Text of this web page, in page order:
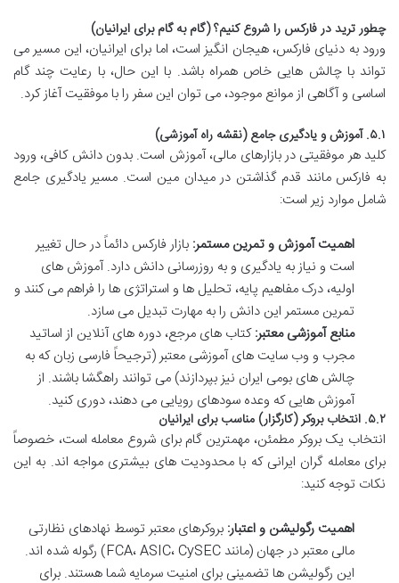
چطور ترید در فارکس را شروع کنیم؟ (گام به گام برای ایرانیان)
ورود به دنیای فارکس، هیجان انگیز است، اما برای ایرانیان، این مسیر می
تواند با چالش هایی خاص همراه باشد. با این حال، با رعایت چند گام
اساسی و آگاهی از موانع موجود، می توان این سفر را با موفقیت آغاز کرد.
۵.۱. آموزش و یادگیری جامع (نقشه راه آموزشی)
کلید هر موفقیتی در بازارهای مالی، آموزش است. بدون دانش کافی، ورود
به فارکس مانند قدم گذاشتن در میدان مین است. مسیر یادگیری جامع
شامل موارد زیر است:
اهمیت آموزش و تمرین مستمر: بازار فارکس دائماً در حال تغییر
است و نیاز به یادگیری و به روزرسانی دانش دارد. آموزش های
اولیه، درک مفاهیم پایه، تحلیل ها و استراتژی ها را فراهم می کنند و
تمرین مستمر این دانش را به مهارت تبدیل می سازد.
منابع آموزشی معتبر:کتاب های مرجع، دوره های آنلاین از اساتید
مجرب و وب سایت های آموزشی معتبر (ترجیحاً فارسی زبان که به
چالش های بومی ایران نیز بپردازند) می توانند راهگشا باشند. از
آموزش هایی که وعده سودهای رویایی می دهند، دوری کنید.
۵.۲. انتخاب بروکر (کارگزار) مناسب برای ایرانیان
انتخاب یک بروکر مطمئن، مهمترین گام برای شروع معامله است، خصوصاً
برای معامله گران ایرانی که با محدودیت های بیشتری مواجه اند. به این
نکات توجه کنید:
اهمیت رگولیشن و اعتبار: بروکرهای معتبر توسط نهادهای نظارتی
مالی معتبر در جهان (مانند FCA، ASIC، CySEC) رگوله شده اند.
این رگولیشن ها تضمینی برای امنیت سرمایه شما هستند. برای